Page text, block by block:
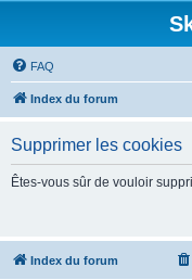
FAQ
Index du forum
Supprimer les cookies
Êtes-vous sûr de vouloir
Index du forum